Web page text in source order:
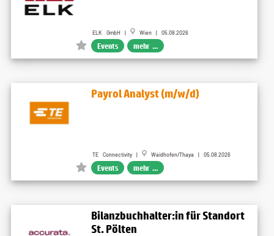
ELK GmbH | Wien | 05.08.2026
Events mehr ...
Payrol Analyst (m/w/d)
TE Connectivity | Waidhofen/Thaya | 05.08.2026
Events mehr ...
Bilanzbuchhalter:in für Standort
St. Pölten